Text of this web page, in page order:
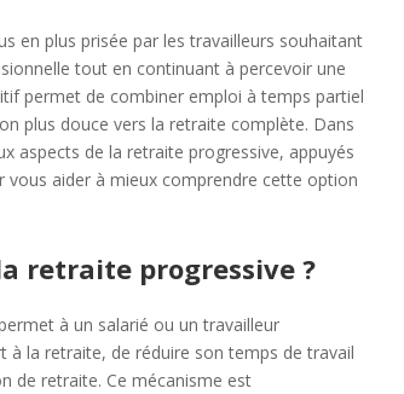
en plus prisée par les travailleurs souhaitant
tout en continuant à percevoir une
permet de combiner emploi à temps partiel
plus douce vers la retraite complète. Dans
aspects de la retraite progressive, appuyés
vous aider à mieux comprendre cette option
retraite progressive ?
à un salarié ou un travailleur
à la retraite, de réduire son temps de travail
de retraite. Ce mécanisme est